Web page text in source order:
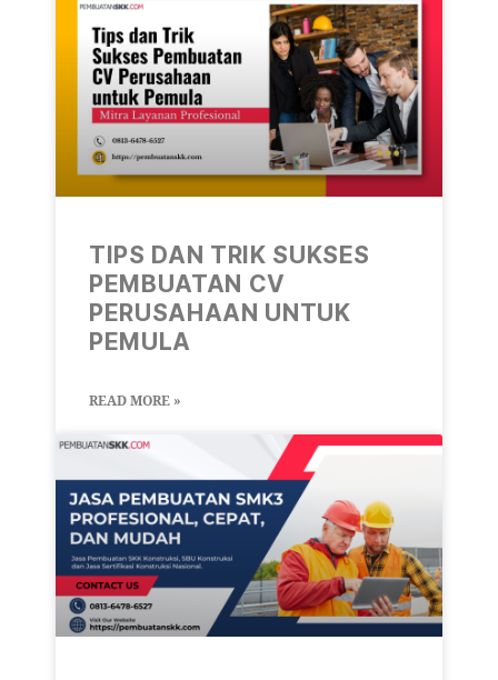
TIPS DAN TRIK SUKSES
PEMBUATAN CV
PERUSAHAAN UNTUK
PEMULA
READ MORE »